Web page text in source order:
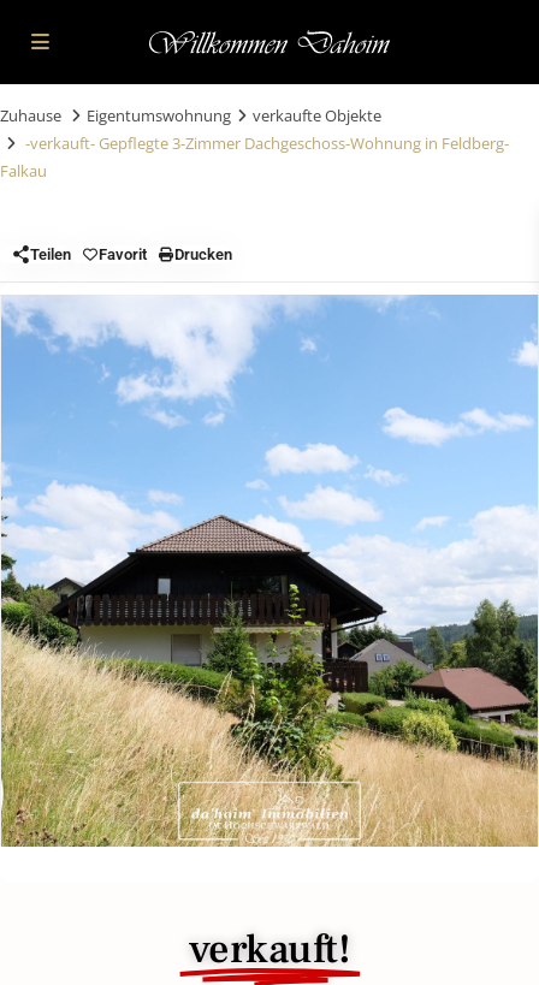
Zuhause Eigentumswohnung
verkaufte Objekte
-verkauft- Gepflegte 3-Zimmer Dachgeschoss-Wohnung in Feldberg-
Falkau
Teilen Favorit Drucken
verkauft!